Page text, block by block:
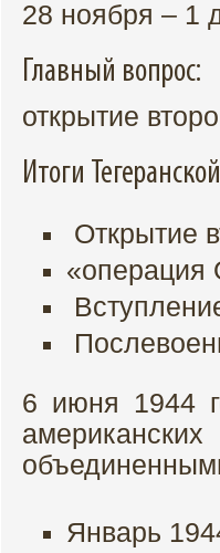
28 ноября – 1
Главный вопрос:
открытие
Итоги
Открытие
«операция
6 июня 1944
Январь